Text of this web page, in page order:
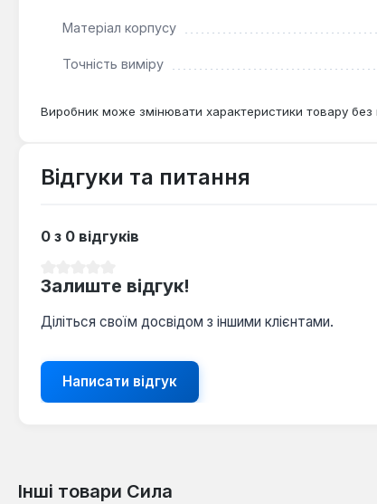
Матеріал корпусу
Точність виміру
Виробник може змінювати характеристики товару
Відгуки та питання
0 з 0 відгуків
Залиште відгук!
Діліться своїм досвідом з іншими клієнтами.
Написати відгук
Інші товари Сила